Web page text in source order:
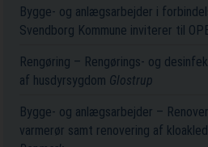
Bygge- og anlægsarbejder i
Svendborg Kommune inviterer til
Rengøring – Rengørings- og
af husdyrsygdom Glostrup
Bygge- og anlægsarbejder –
varmerør samt renovering af